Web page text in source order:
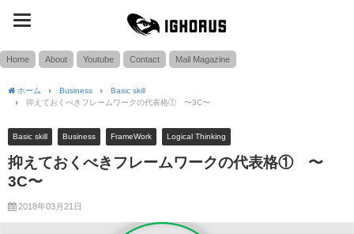
toggle
Home About Youtube Contact Mail Magazine
ホーム Business
Basic skill
抑えておくべきフレームワークの代表格① 〜3C〜
Basic skill Business FrameWork Logical Thinking
抑えておくべきフレームワークの代表格① 〜
3C〜
2018年03月21日